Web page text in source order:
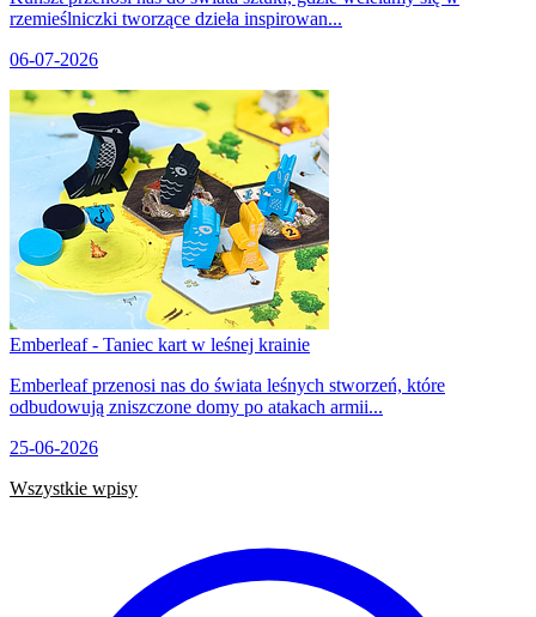
rzemieślniczki tworzące dzieła inspirowan...
06-07-2026
Emberleaf - Taniec kart w leśnej krainie
Emberleaf przenosi nas do świata leśnych stworzeń, które
odbudowują zniszczone domy po atakach armii...
25-06-2026
Wszystkie wpisy